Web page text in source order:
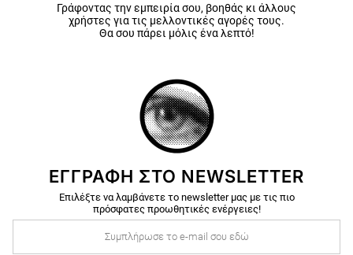
Γράφοντας την εμπειρία σου, βοηθάς κι άλλους
χρήστες για τις μελλοντικές αγορές τους.
Θα σου πάρει μόλις ένα λεπτό!
ΕΓΓΡΑΦΗ ΣΤΟ NEWSLETTER
Επιλέξτε να λαμβάνετε το newsletter μας με τις πιο
πρόσφατες προωθητικές ενέργειες!